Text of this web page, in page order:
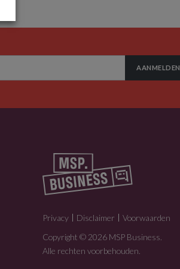
AANMELDEN
Privacy Disclaimer
Voorwaarden
Copyright © 2026 MSP Business.
Alle rechten voorbehouden.